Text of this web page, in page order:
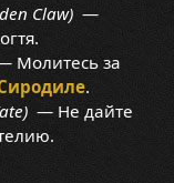
Claw) —
Молитесь за
.
— Не дайте